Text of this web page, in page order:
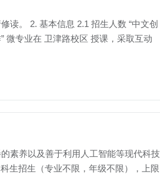
读。 2. 基本信息 2.1 招生人数 “中文创
微专业在 卫津路校区 授课，采取互动
素养以及善于利用人工智能等现代科技
生招生（专业不限，年级不限），上限